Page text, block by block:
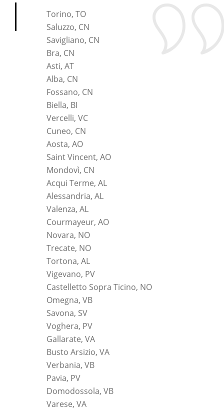
Torino, TO
Saluzzo, CN
Savigliano, CN
Bra, CN
Asti, AT
Alba, CN
Fossano, CN
Biella, BI
Vercelli, VC
Cuneo, CN
Aosta, AO
Saint Vincent, AO
Mondovì, CN
Acqui Terme, AL
Alessandria, AL
Valenza, AL
Courmayeur, AO
Novara, NO
Trecate, NO
Tortona, AL
Vigevano, PV
Castelletto Sopra Ticino, NO
Omegna, VB
Savona, SV
Voghera, PV
Gallarate, VA
Busto Arsizio, VA
Verbania, VB
Pavia, PV
Domodossola, VB
Varese, VA